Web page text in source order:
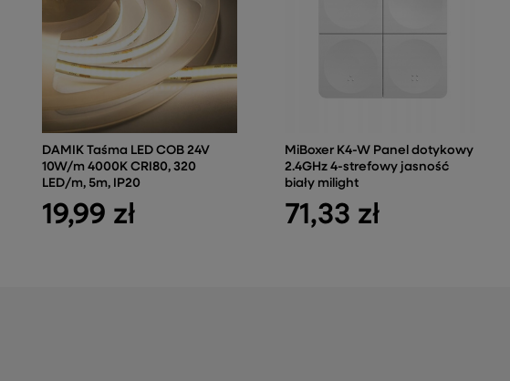
DAMIK Taśma LED COB 24V
10W/m 4000K CRI80, 320
LED/m, 5m, IP20
19,99 zł
MiBoxer K4-W Panel dotykowy
2.4GHz 4-strefowy jasność
biały milight
71,33 zł